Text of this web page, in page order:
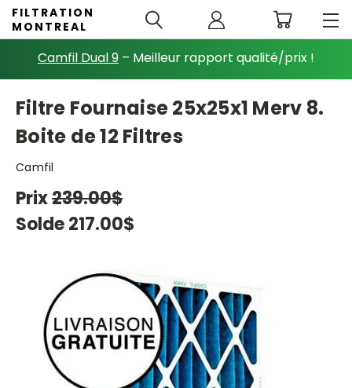
Camfil Dual 9 – Meilleur rapport qualité/prix !
FILTRATION
MONTREAL
Filtre Fournaise 25x25x1 Merv 8.
Boite de 12 Filtres
Camfil
Prix239.00$
Solde217.00$